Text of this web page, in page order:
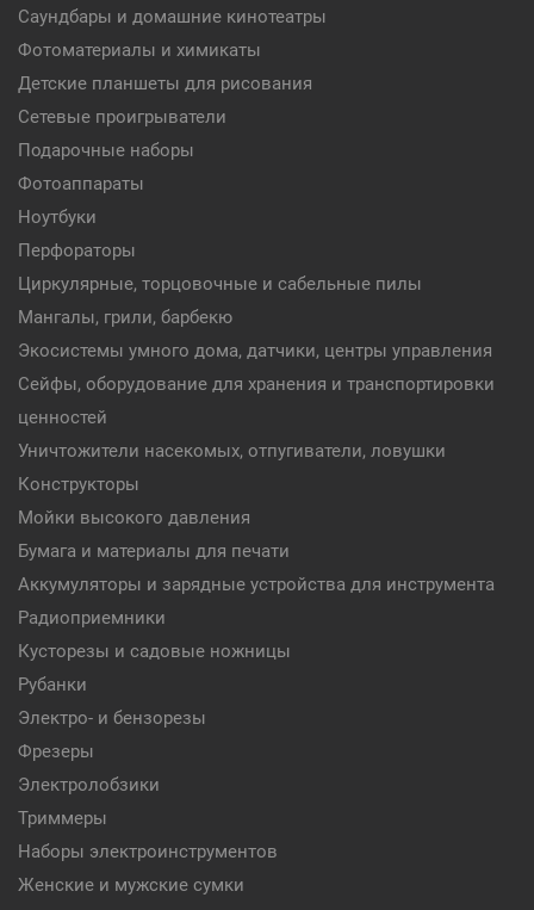
Саундбары и домашние кинотеатры
Фотоматериалы и химикаты
Детские планшеты для рисования
Сетевые проигрыватели
Подарочные наборы
Фотоаппараты
Ноутбуки
Перфораторы
Циркулярные, торцовочные и сабельные пилы
Мангалы, грили, барбекю
Экосистемы умного дома, датчики, центры управления
Сейфы, оборудование для хранения и транспортировки
ценностей
Уничтожители насекомых, отпугиватели, ловушки
Конструкторы
Мойки высокого давления
Бумага и материалы для печати
Аккумуляторы и зарядные устройства для инструмента
Радиоприемники
Кусторезы и садовые ножницы
Рубанки
Электро- и бензорезы
Фрезеры
Электролобзики
Триммеры
Наборы электроинструментов
Женские и мужские сумки